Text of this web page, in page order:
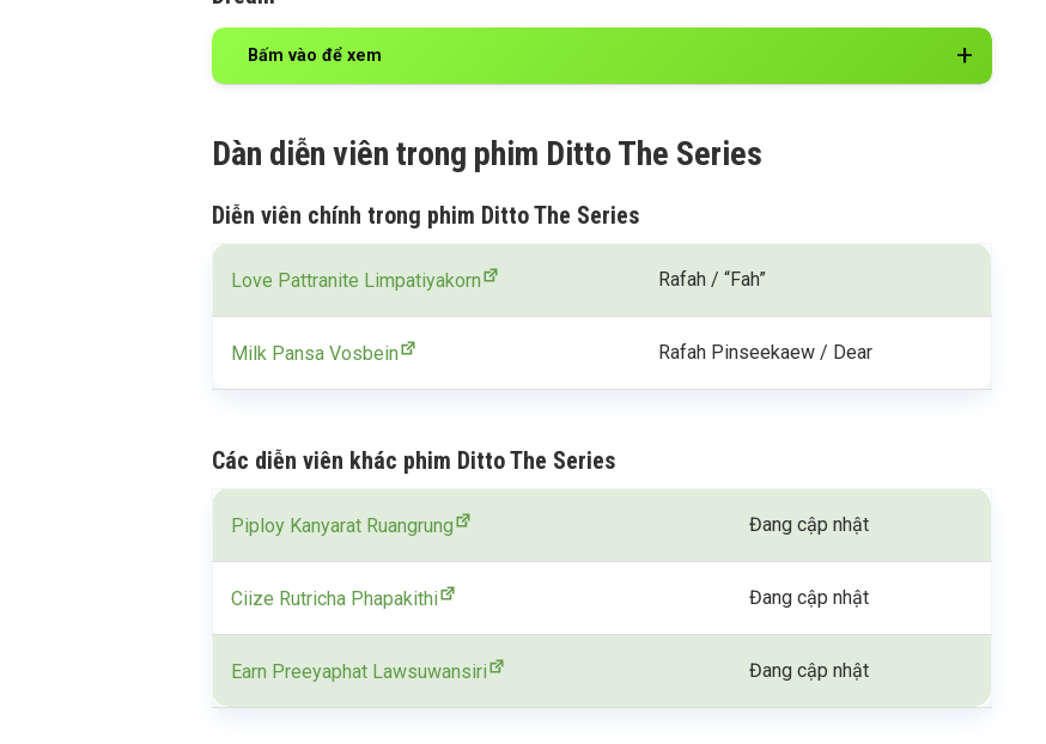
Bấm vào để xem
Dàn diễn viên trong phim Ditto The Series
Diễn viên chính trong phim Ditto The Series
Love Pattranite Limpatiyakorn Rafah / “Fah”
Milk Pansa Vosbein Rafah Pinseekaew / Dear
Các diễn viên khác phim Ditto The Series
Piploy Kanyarat Ruangrung Đang cập nhật
Ciize Rutricha Phapakithi Đang cập nhật
Earn Preeyaphat Lawsuwansiri Đang cập nhật